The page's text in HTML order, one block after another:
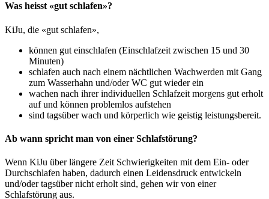
Was heisst «gut schlafen»?
KiJu, die «gut schlafen»,
können gut einschlafen (Einschlafzeit zwischen 15 und 30
Minuten)
schlafen auch nach einem nächtlichen Wachwerden mit Gang
zum Wasserhahn und/oder WC gut wieder ein
wachen nach ihrer individuellen Schlafzeit morgens gut erholt
auf und können problemlos aufstehen
sind tagsüber wach und körperlich wie geistig leistungsbereit.
Ab wann spricht man von einer Schlafstörung?
Wenn KiJu über längere Zeit Schwierigkeiten mit dem Ein- oder
Durchschlafen haben, dadurch einen Leidensdruck entwickeln
und/oder tagsüber nicht erholt sind, gehen wir von einer
Schlafstörung aus.